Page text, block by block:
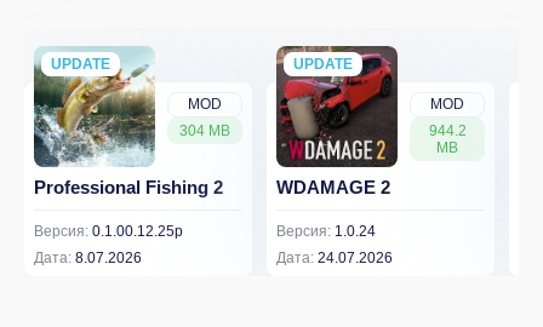
MOD
304 MB
UPDATE
NEW
Professional Fishing 2
Версия: 0.1.00.12.25p
Дата: 8.07.2026
MOD
944.2
MB
UPDATE
NEW
WDAMAGE 2
Версия: 1.0.24
Дата: 24.07.2026